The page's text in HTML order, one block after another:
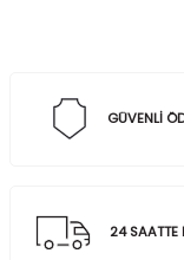
GÜVENLİ
24 SAATTE